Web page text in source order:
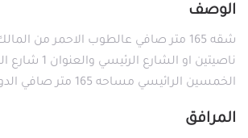
الوصف
شقه 165 متر صافي عالطوب الاحمر من
ناصيتين او الشارع
الخمسين الرائيسي مساحه 165 متر صافي الدور 11
المرافق